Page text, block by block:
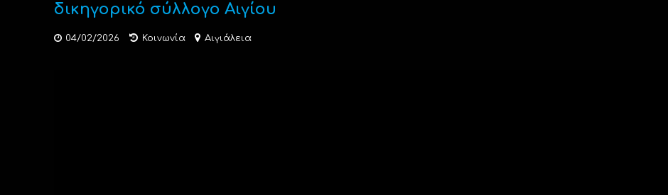
δικηγορικό σύλλογο Αιγίου
04/02/2026 Κοινωνία Αιγιάλεια